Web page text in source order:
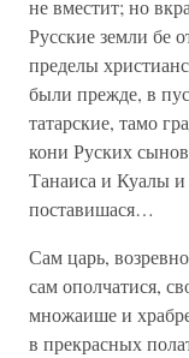
не вместит; но
Русские земли бе
пределы
были прежде, в
татарские, тамо
кони Руских
Танаиса и Куалы
поставишася…
Сам царь,
сам ополчатися,
множаише и
в прекрасных